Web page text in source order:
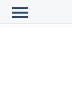
Юст Групп